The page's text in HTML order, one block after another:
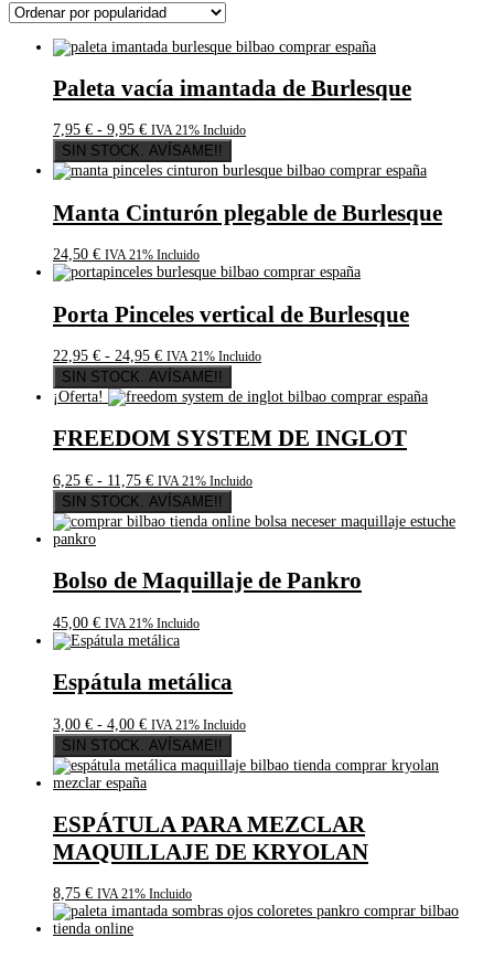
popularidad
Paleta vacía imantada de Burlesque
7,95 € - 9,95 €Rango
de
precios:
desde
hasta
IVA 21% Incluido
SIN STOCK. AVÍSAME!!
Manta Cinturón plegable de Burlesque
24,50 € IVA 21% Incluido
Porta Pinceles vertical de Burlesque
22,95 € - 24,95 €Rango
de
precios:
desde
hasta
IVA 21% Incluido
SIN STOCK. AVÍSAME!!
¡Oferta!
FREEDOM SYSTEM DE INGLOT
6,25 € - 11,75 €Rango
de
precios:
desde
11,75 €
IVA 21% Incluido
SIN STOCK. AVÍSAME!!
Bolso de Maquillaje de Pankro
45,00 € IVA 21% Incluido
Espátula metálica
3,00 € - 4,00 €Rango
de
precios:
desde
3,00 €
4,00 €
IVA 21% Incluido
SIN STOCK. AVÍSAME!!
ESPÁTULA PARA MEZCLAR
MAQUILLAJE DE KRYOLAN
8,75 € IVA 21% Incluido